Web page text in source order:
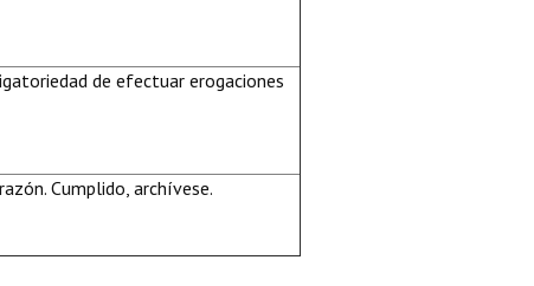
de efectuar erogaciones
Cumplido, archívese.